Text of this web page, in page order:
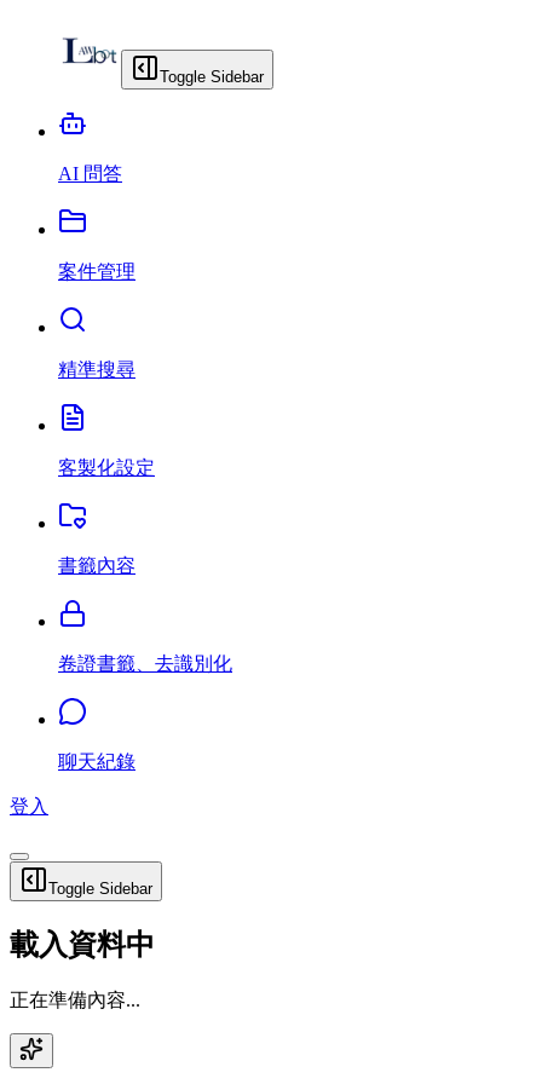
Toggle Sidebar
AI 問答
案件管理
精準搜尋
客製化設定
書籤內容
卷證書籤、去識別化
聊天紀錄
登入
Toggle Sidebar
載入資料中
正在準備內容...